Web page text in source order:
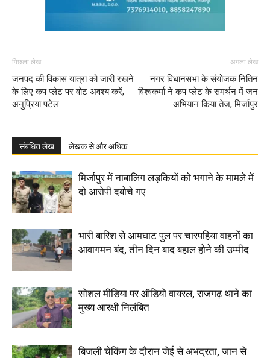
पिछला लेख
जनपद की विकास यात्रा को जारी रखने
के लिए कप प्लेट पर वोट अवश्य करें,
अनुप्रिया पटेल
अगला लेख
नगर विधानसभा के संयोजक नितिन
विश्वकर्मा ने कप प्लेट के समर्थन में जन
अभियान किया तेज, मिर्जापुर
संबंधित लेख लेखक से और अधिक
मिर्जापुर में नाबालिग लड़कियों को भगाने के मामले में
दो आरोपी दबोचे गए
भारी बारिश से आमघाट पुल पर चारपहिया वाहनों का
आवागमन बंद, तीन दिन बाद बहाल होने की उम्मीद
सोशल मीडिया पर ऑडियो वायरल, राजगढ़ थाने का
मुख्य आरक्षी निलंबित
बिजली चेकिंग के दौरान जेई से अभद्रता, जान से